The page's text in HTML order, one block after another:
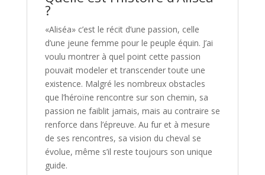
?
«Aliséa» c’est le récit d’une passion, celle
d’une jeune femme pour le peuple équin. J’ai
voulu montrer à quel point cette passion
pouvait modeler et transcender toute une
existence. Malgré les nombreux obstacles
que l’héroïne rencontre sur son chemin, sa
passion ne faiblit jamais, mais au contraire se
renforce dans l’épreuve. Au fur et à mesure
de ses rencontres, sa vision du cheval se
évolue, même s’il reste toujours son unique
guide.